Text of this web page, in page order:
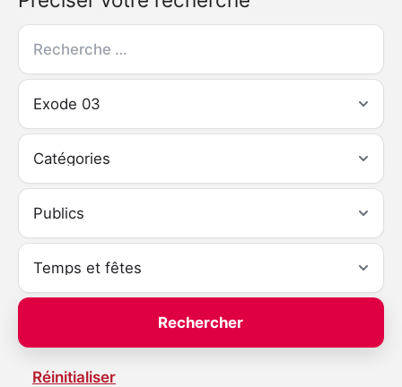
Réinitialiser